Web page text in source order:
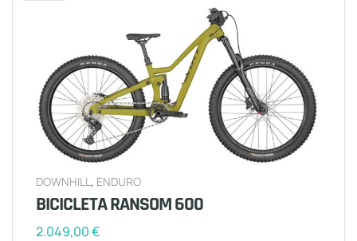
DOWNHILL, ENDURO
BICICLETA RANSOM 600
2.049,00€